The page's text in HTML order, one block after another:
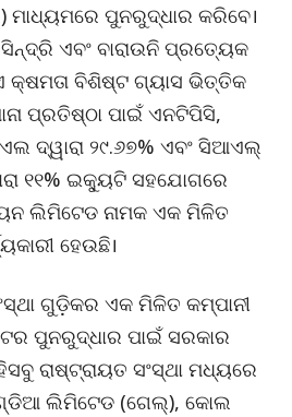
ପୁନରୁଦ୍ଧାର କରିବେ।
ଏବଂ ବାରାଉନି ପ୍ରତ୍ୟେକ
କ୍ଷମତା ବିଶିଷ୍ଟ ଗ୍ୟାସ ଭିତ୍ତିକ
ପ୍ରତିଷ୍ଠା ପାଇଁ ଏନଟିପିସି,
ଦ୍ୱାରା ୨୯.୬୭% ଏବଂ ସିଆଏଲ୍
୧୧% ଇକ୍ୟୁଟି ସହଯୋଗରେ
ଲିମିଟେଡ ନାମକ ଏକ ମିଳିତ
ହେଉଛି।
ଗୁଡ଼ିକର ଏକ ମିଳିତ କମ୍ପାନୀ
ପୁନରୁଦ୍ଧାର ପାଇଁ ସରକାର
ରାଷ୍ଟ୍ରାୟତ ସଂସ୍ଥା ମଧ୍ୟରେ
ଲିମିଟେଡ (ଗେଲ୍), କୋଲ